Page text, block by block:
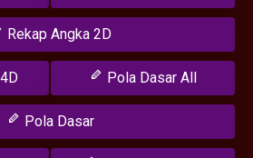
Rekap Angka 2D
Pola Dasar All
Pola Dasar